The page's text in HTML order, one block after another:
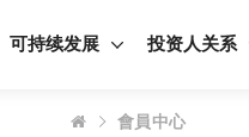
可持续发展 投资人关系
會員中心